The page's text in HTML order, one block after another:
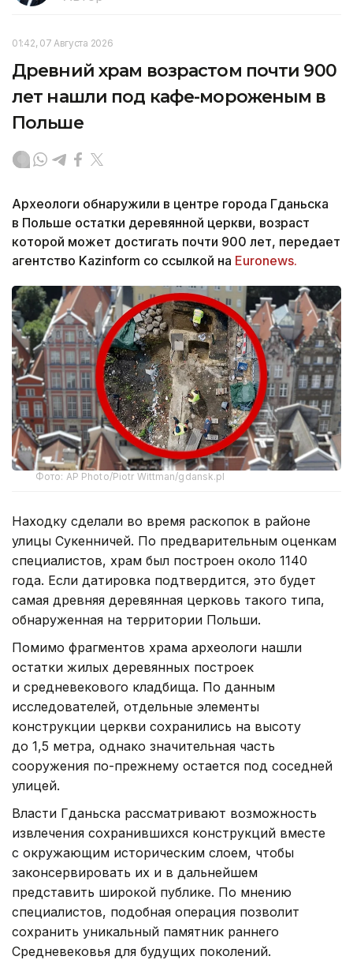
01:42, 07 Августа 2026
Древний храм возрастом почти 900
лет нашли под кафе-мороженым в
Польше
Археологи обнаружили в центре города Гданьска
в Польше остатки деревянной церкви, возраст
которой может достигать почти 900 лет, передает
агентство Kazinform со ссылкой на Euronews.
Фото: AP Photo/Piotr Wittman/gdansk.pl
Находку сделали во время раскопок в районе
улицы Сукенничей. По предварительным оценкам
специалистов, храм был построен около 1140
года. Если датировка подтвердится, это будет
самая древняя деревянная церковь такого типа,
обнаруженная на территории Польши.
Помимо фрагментов храма археологи нашли
остатки жилых деревянных построек
и средневекового кладбища. По данным
исследователей, отдельные элементы
конструкции церкви сохранились на высоту
до 1,5 метра, однако значительная часть
сооружения по-прежнему остается под соседней
улицей.
Власти Гданьска рассматривают возможность
извлечения сохранившихся конструкций вместе
с окружающим историческим слоем, чтобы
законсервировать их и в дальнейшем
представить широкой публике. По мнению
специалистов, подобная операция позволит
сохранить уникальный памятник раннего
Средневековья для будущих поколений.